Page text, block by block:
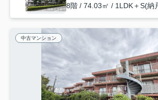
8階 / 74.03㎡ / 1LDK＋S(納
中古マンション